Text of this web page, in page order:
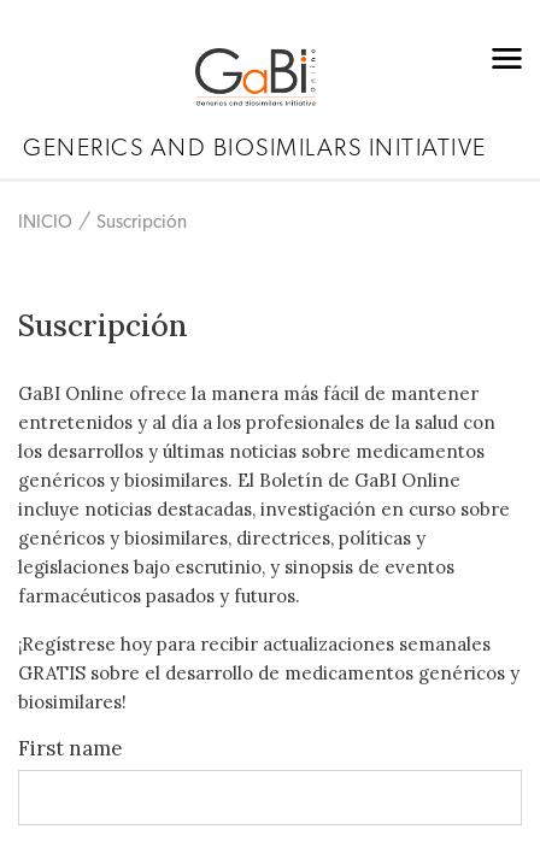
GENERICS AND BIOSIMILARS INITIATIVE
INICIO Suscripción
Suscripción
GaBI Online ofrece la manera más fácil de mantener
entretenidos y al día a los profesionales de la salud con
los desarrollos y últimas noticias sobre medicamentos
genéricos y biosimilares. El Boletín de GaBI Online
incluye noticias destacadas, investigación en curso sobre
genéricos y biosimilares, directrices, políticas y
legislaciones bajo escrutinio, y sinopsis de eventos
farmacéuticos pasados y futuros.
¡Regístrese hoy para recibir actualizaciones semanales
GRATIS sobre el desarrollo de medicamentos genéricos y
biosimilares!
First name